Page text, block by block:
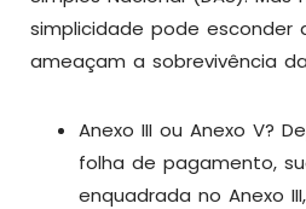
simplicidade pode esconder
ameaçam a sobrevivência
Anexo III ou Anexo V?
folha de pagamento,
enquadrada no Anexo